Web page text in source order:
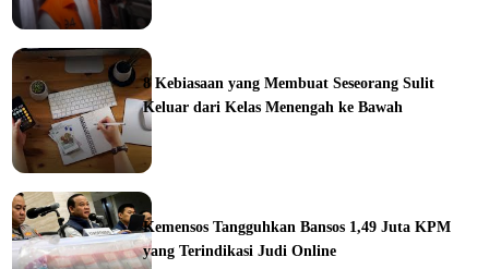
8 Kebiasaan yang Membuat Seseorang Sulit
Keluar dari Kelas Menengah ke Bawah
Kemensos Tangguhkan Bansos 1,49 Juta KPM
yang Terindikasi Judi Online